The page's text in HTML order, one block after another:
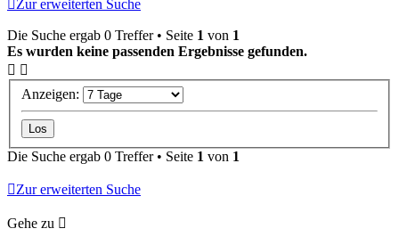
Zur erweiterten Suche
Die Suche ergab 0 Treffer • Seite 1 von 1
Es wurden keine passenden Ergebnisse gefunden.
Anzeigen:
Die Suche ergab 0 Treffer • Seite 1 von 1
Zur erweiterten Suche
Gehe zu